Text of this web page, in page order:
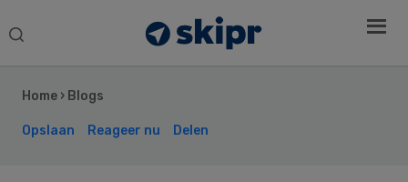
Search
Home › Blogs
Opslaan Reageer nu Delen
Sidebar